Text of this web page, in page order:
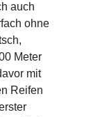
auch
ohne
Meter
mit
Reifen